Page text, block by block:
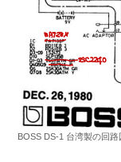
BOSS DS-1 台湾製の回路